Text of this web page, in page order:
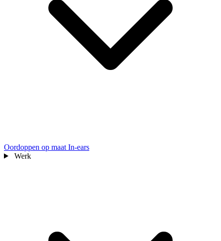
Oordoppen op maat In-ears
Werk